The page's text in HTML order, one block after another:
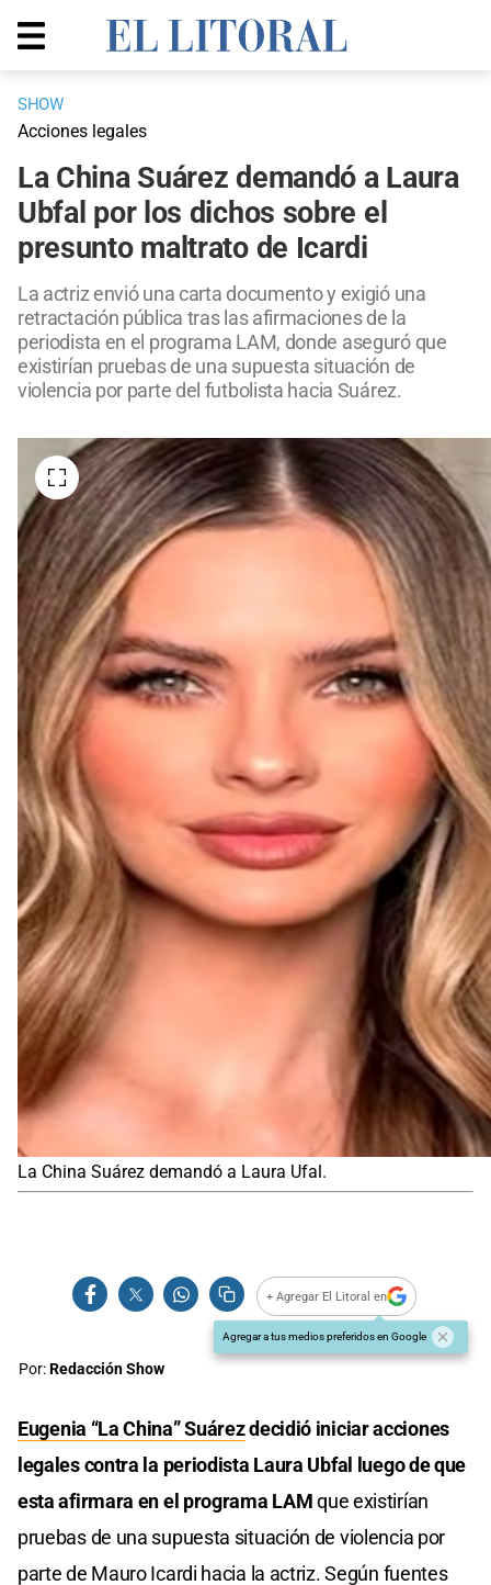
SHOW
Acciones legales
La China Suárez demandó a Laura
Ubfal por los dichos sobre el
presunto maltrato de Icardi
La actriz envió una carta documento y exigió una
retractación pública tras las afirmaciones de la
periodista en el programa LAM, donde aseguró que
existirían pruebas de una supuesta situación de
violencia por parte del futbolista hacia Suárez.
La China Suárez demandó a Laura Ufal.
+ Agregar El Litoral en
Agregar a tus medios preferidos en Google
Por:Redacción Show
Eugenia “La China” Suárezdecidió iniciar acciones
legales contra la periodista Laura Ubfal luego de que
esta afirmara en el programa LAMque existirían
pruebas de una supuesta situación de violencia por
parte de Mauro Icardi hacia la actriz. Según fuentes